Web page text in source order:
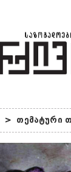
> თემატური